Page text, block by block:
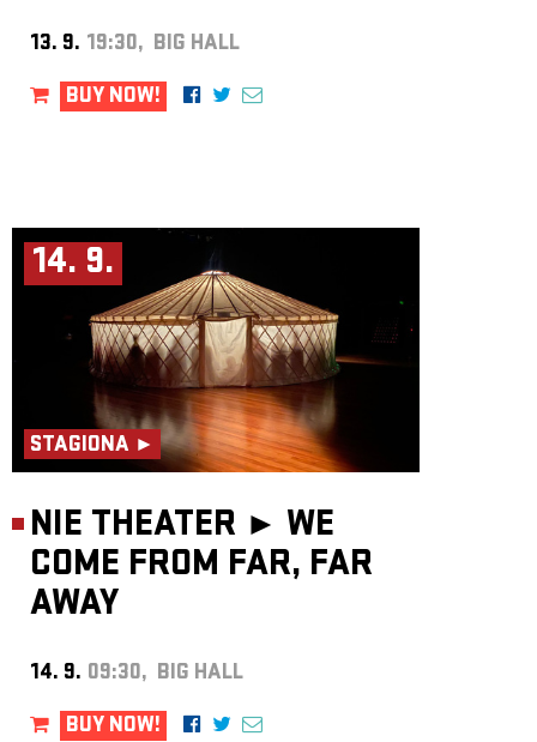
13. 9. 19:30, BIG HALL
BUY NOW!
14. 9.
STAGIONA ►
NIE THEATER ► WE
COME FROM FAR, FAR
AWAY
14. 9. 09:30, BIG HALL
BUY NOW!